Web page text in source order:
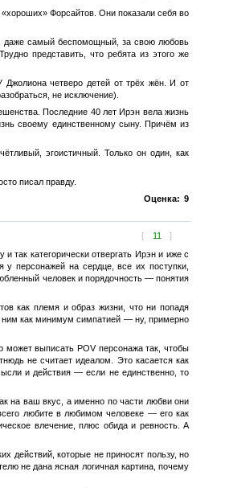
Форсайтов. Они показали себя во
даже самый беспомощный, за свою любовь
представить, что ребята из этого же
Джолиона четверо детей от трёх жён. И от
не исключение).
Последние 40 лет Ирэн вела жизнь
своему единственному сыну. Причём из
эгоистичный. Только он один, как
писал правду.
Оценка: 9
[ 11 ]
так категорически отвергать Ирэн и иже с
персонажей на сердце, все их поступки,
человек и порядочность — понятия
как племя и образ жизни, что ни попадя
ним как минимум симпатией — ну, примерно
может выписать POV персонажа так, чтобы
не считает идеалом. Это касается как
и действия — если не единственно, то
на ваш вкус, а именно по части любви они
любите в любимом человеке — его как
влечение, плюс обида и ревность. А
действий, которые не приносят пользу, но
не дана ясная логичная картина, почему